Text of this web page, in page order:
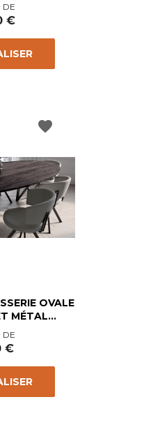
DE
€
OVALE
MÉTAL...
DE
€
favorite